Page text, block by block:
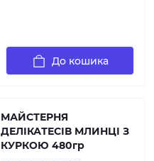
До кошика
МАЙСТЕРНЯ
ДЕЛІКАТЕСІВ МЛИНЦІ З
КУРКОЮ 480гр